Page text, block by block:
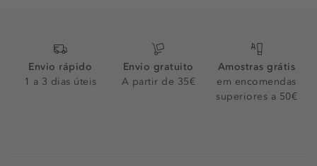
Envio rápido
1 a 3 dias úteis
Envio gratuito
A partir de 35€
Amostras grátis
em encomendas
superiores a 50€